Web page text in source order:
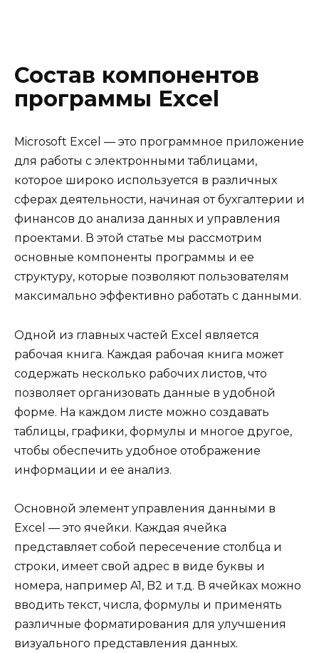
Состав компонентов
программы Excel
Microsoft Excel — это программное приложение
для работы с электронными таблицами,
которое широко используется в различных
сферах деятельности, начиная от бухгалтерии и
финансов до анализа данных и управления
проектами. В этой статье мы рассмотрим
основные компоненты программы и ее
структуру, которые позволяют пользователям
максимально эффективно работать с данными.
Одной из главных частей Excel является
рабочая книга. Каждая рабочая книга может
содержать несколько рабочих листов, что
позволяет организовать данные в удобной
форме. На каждом листе можно создавать
таблицы, графики, формулы и многое другое,
чтобы обеспечить удобное отображение
информации и ее анализ.
Основной элемент управления данными в
Excel — это ячейки. Каждая ячейка
представляет собой пересечение столбца и
строки, имеет свой адрес в виде буквы и
номера, например A1, B2 и т.д. В ячейках можно
вводить текст, числа, формулы и применять
различные форматирования для улучшения
визуального представления данных.